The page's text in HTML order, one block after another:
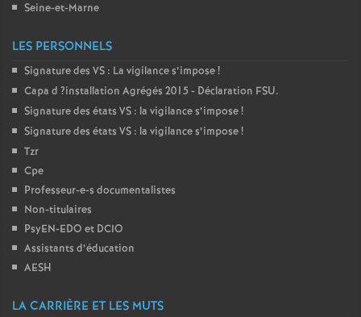
Seine-et-Marne
LES PERSONNELS
Signature des VS : La vigilance s’impose!
Capa d ?installation Agrégés 2015 - Déclaration FSU.
Signature des états VS : la vigilance s’impose!
Signature des états VS : la vigilance s’impose!
Tzr
Cpe
Professeur-e-s documentalistes
Non-titulaires
PsyEN-EDO et DCIO
Assistants d’éducation
AESH
LA CARRIÈRE ET LES MUTS